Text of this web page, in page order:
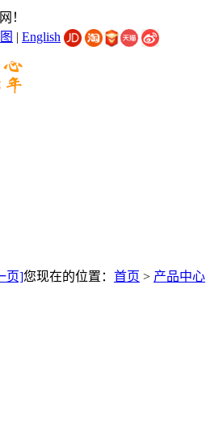
！
| English
页]您现在的位置： 首页 > 产品中心